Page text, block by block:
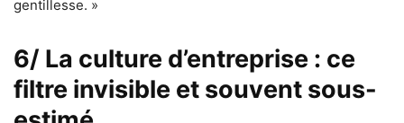
gentillesse. »
6/ La culture d’entreprise : ce
filtre invisible et souvent sous-